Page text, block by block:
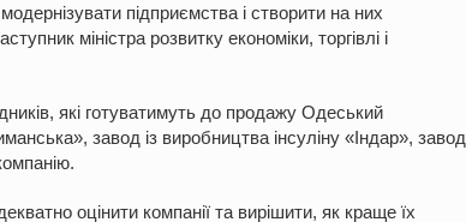
підприємства і створити на них
міністра розвитку економіки, торгівлі і
які готуватимуть до продажу Одеський
завод із виробництва інсуліну «Індар», завод
оцінити компанії та вирішити, як краще їх